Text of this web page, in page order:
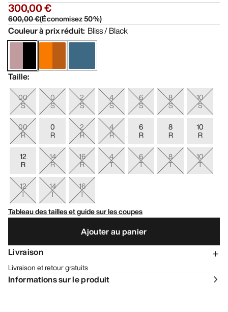
300,00 €
600,00 €(Économisez50%)
Couleur à prix réduit: Bliss / Black
Taille:
00
S
0
S
2
S
4
S
6
S
8
S
10
S
00
R
0
R
2
R
4
R
6
R
8
R
10
R
12
R
14
R
16
R
4
T
6
T
8
T
10
T
12
T
14
T
16
T
Tableau des tailles et guide sur les coupes
Ajouter au panier
Livraison
Livraison et retour gratuits
Informations sur le produit